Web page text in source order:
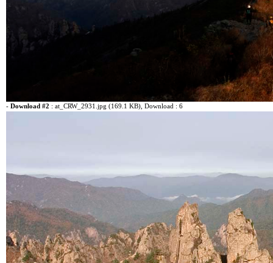
- Download #2 : at_CRW_2931.jpg (169.1 KB) , Download : 6